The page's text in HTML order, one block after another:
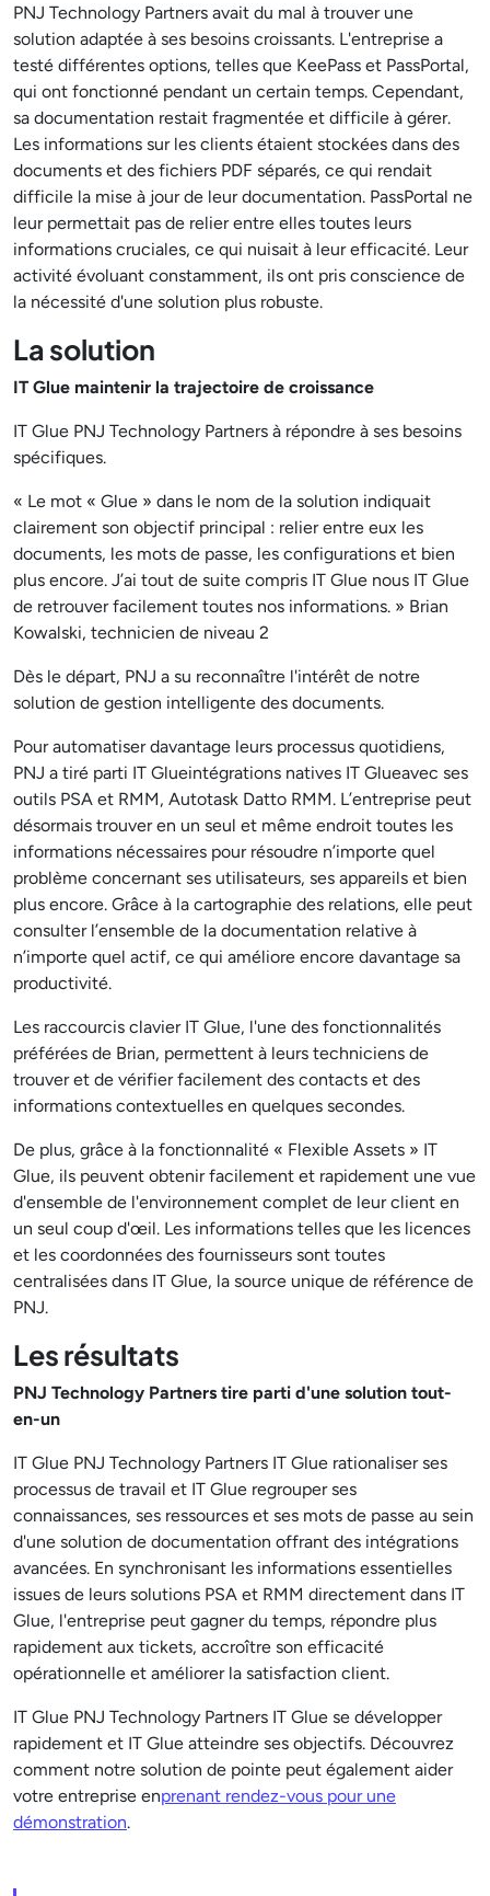
PNJ Technology Partners avait du mal à trouver une
solution adaptée à ses besoins croissants. L'entreprise a
testé différentes options, telles que KeePass et PassPortal,
qui ont fonctionné pendant un certain temps. Cependant,
sa documentation restait fragmentée et difficile à gérer.
Les informations sur les clients étaient stockées dans des
documents et des fichiers PDF séparés, ce qui rendait
difficile la mise à jour de leur documentation. PassPortal ne
leur permettait pas de relier entre elles toutes leurs
informations cruciales, ce qui nuisait à leur efficacité. Leur
activité évoluant constamment, ils ont pris conscience de
la nécessité d'une solution plus robuste.
La solution
IT Glue maintenir la trajectoire de croissance
IT Glue PNJ Technology Partners à répondre à ses besoins
spécifiques.
« Le mot « Glue » dans le nom de la solution indiquait
clairement son objectif principal : relier entre eux les
documents, les mots de passe, les configurations et bien
plus encore. J’ai tout de suite compris IT Glue nous IT Glue
de retrouver facilement toutes nos informations. » Brian
Kowalski, technicien de niveau 2
Dès le départ, PNJ a su reconnaître l'intérêt de notre
solution de gestion intelligente des documents.
Pour automatiser davantage leurs processus quotidiens,
PNJ a tiré parti IT Glueintégrations natives IT Glueavec ses
outils PSA et RMM, Autotask Datto RMM. L’entreprise peut
désormais trouver en un seul et même endroit toutes les
informations nécessaires pour résoudre n’importe quel
problème concernant ses utilisateurs, ses appareils et bien
plus encore. Grâce à la cartographie des relations, elle peut
consulter l’ensemble de la documentation relative à
n’importe quel actif, ce qui améliore encore davantage sa
productivité.
Les raccourcis clavier IT Glue, l'une des fonctionnalités
préférées de Brian, permettent à leurs techniciens de
trouver et de vérifier facilement des contacts et des
informations contextuelles en quelques secondes.
De plus, grâce à la fonctionnalité « Flexible Assets » IT
Glue, ils peuvent obtenir facilement et rapidement une vue
d'ensemble de l'environnement complet de leur client en
un seul coup d'œil. Les informations telles que les licences
et les coordonnées des fournisseurs sont toutes
centralisées dans IT Glue, la source unique de référence de
PNJ.
Les résultats
PNJ Technology Partners tire parti d'une solution tout-
en-un
IT Glue PNJ Technology Partners IT Glue rationaliser ses
processus de travail et IT Glue regrouper ses
connaissances, ses ressources et ses mots de passe au sein
d'une solution de documentation offrant des intégrations
avancées. En synchronisant les informations essentielles
issues de leurs solutions PSA et RMM directement dans IT
Glue, l'entreprise peut gagner du temps, répondre plus
rapidement aux tickets, accroître son efficacité
opérationnelle et améliorer la satisfaction client.
IT Glue PNJ Technology Partners IT Glue se développer
rapidement et IT Glue atteindre ses objectifs. Découvrez
comment notre solution de pointe peut également aider
votre entreprise enprenant rendez-vous pour une
démonstration.